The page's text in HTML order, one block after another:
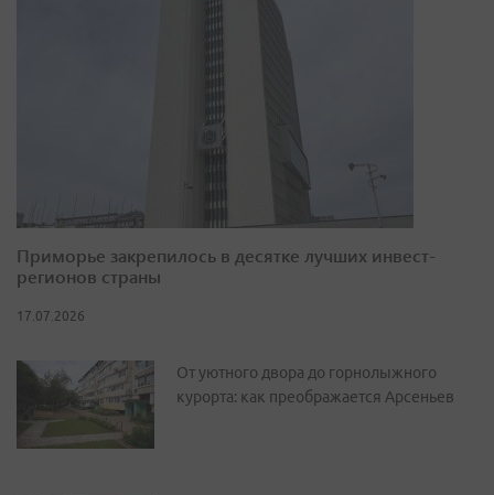
Приморье закрепилось в десятке лучших инвест-
регионов страны
17.07.2026
От уютного двора до горнолыжного
курорта: как преображается Арсеньев